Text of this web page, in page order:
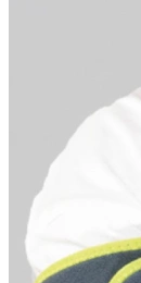
Rodilleras
Rodilleras
Rodilleras
Rodilleras
Rodilleras
Rodilleras
Rodilleras
Botas
Botas para
Botas para